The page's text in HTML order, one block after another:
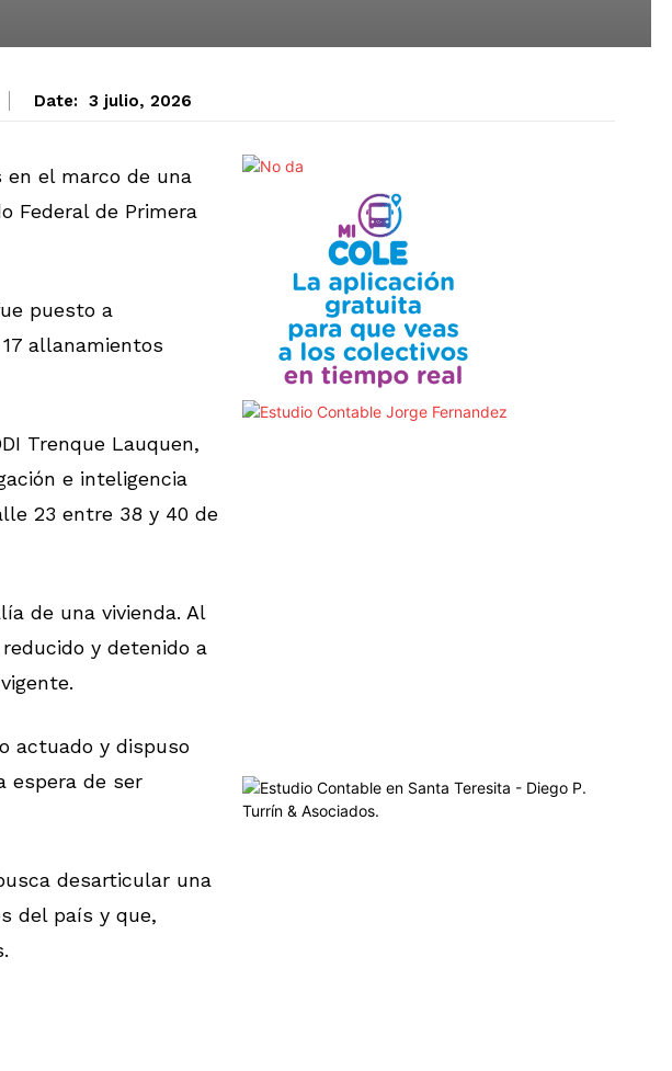
Date: 3 julio, 2026
en el marco de una
Federal de Primera
puesto a
allanamientos
Trenque Lauquen,
e inteligencia
23 entre 38 y 40 de
de una vivienda. Al
y detenido a
actuado y dispuso
espera de ser
desarticular una
del país y que,